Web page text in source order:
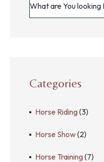
Categories
Horse Riding(3)
Horse Show(2)
Horse Training(7)